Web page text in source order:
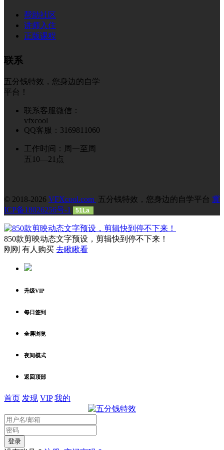
帮助社区
讲师入住
正版课程
联系
五分钱特效，您身边的自学
平台！
联系客服微信：
vfxcool
QQ客服：3169811060
工作时间：周一至周
五10—21点
© 2018-2026 VFXcool.com 五分钱特效，您身边的自学平台 冀
ICP备18026256号-1
51La
850款剪映动态文字预设，剪辑快到停不下来！
刚刚 有人购买 去瞅瞅看
升级VIP
每日签到
全屏浏览
夜间模式
返回顶部
首页 发现 VIP 我的